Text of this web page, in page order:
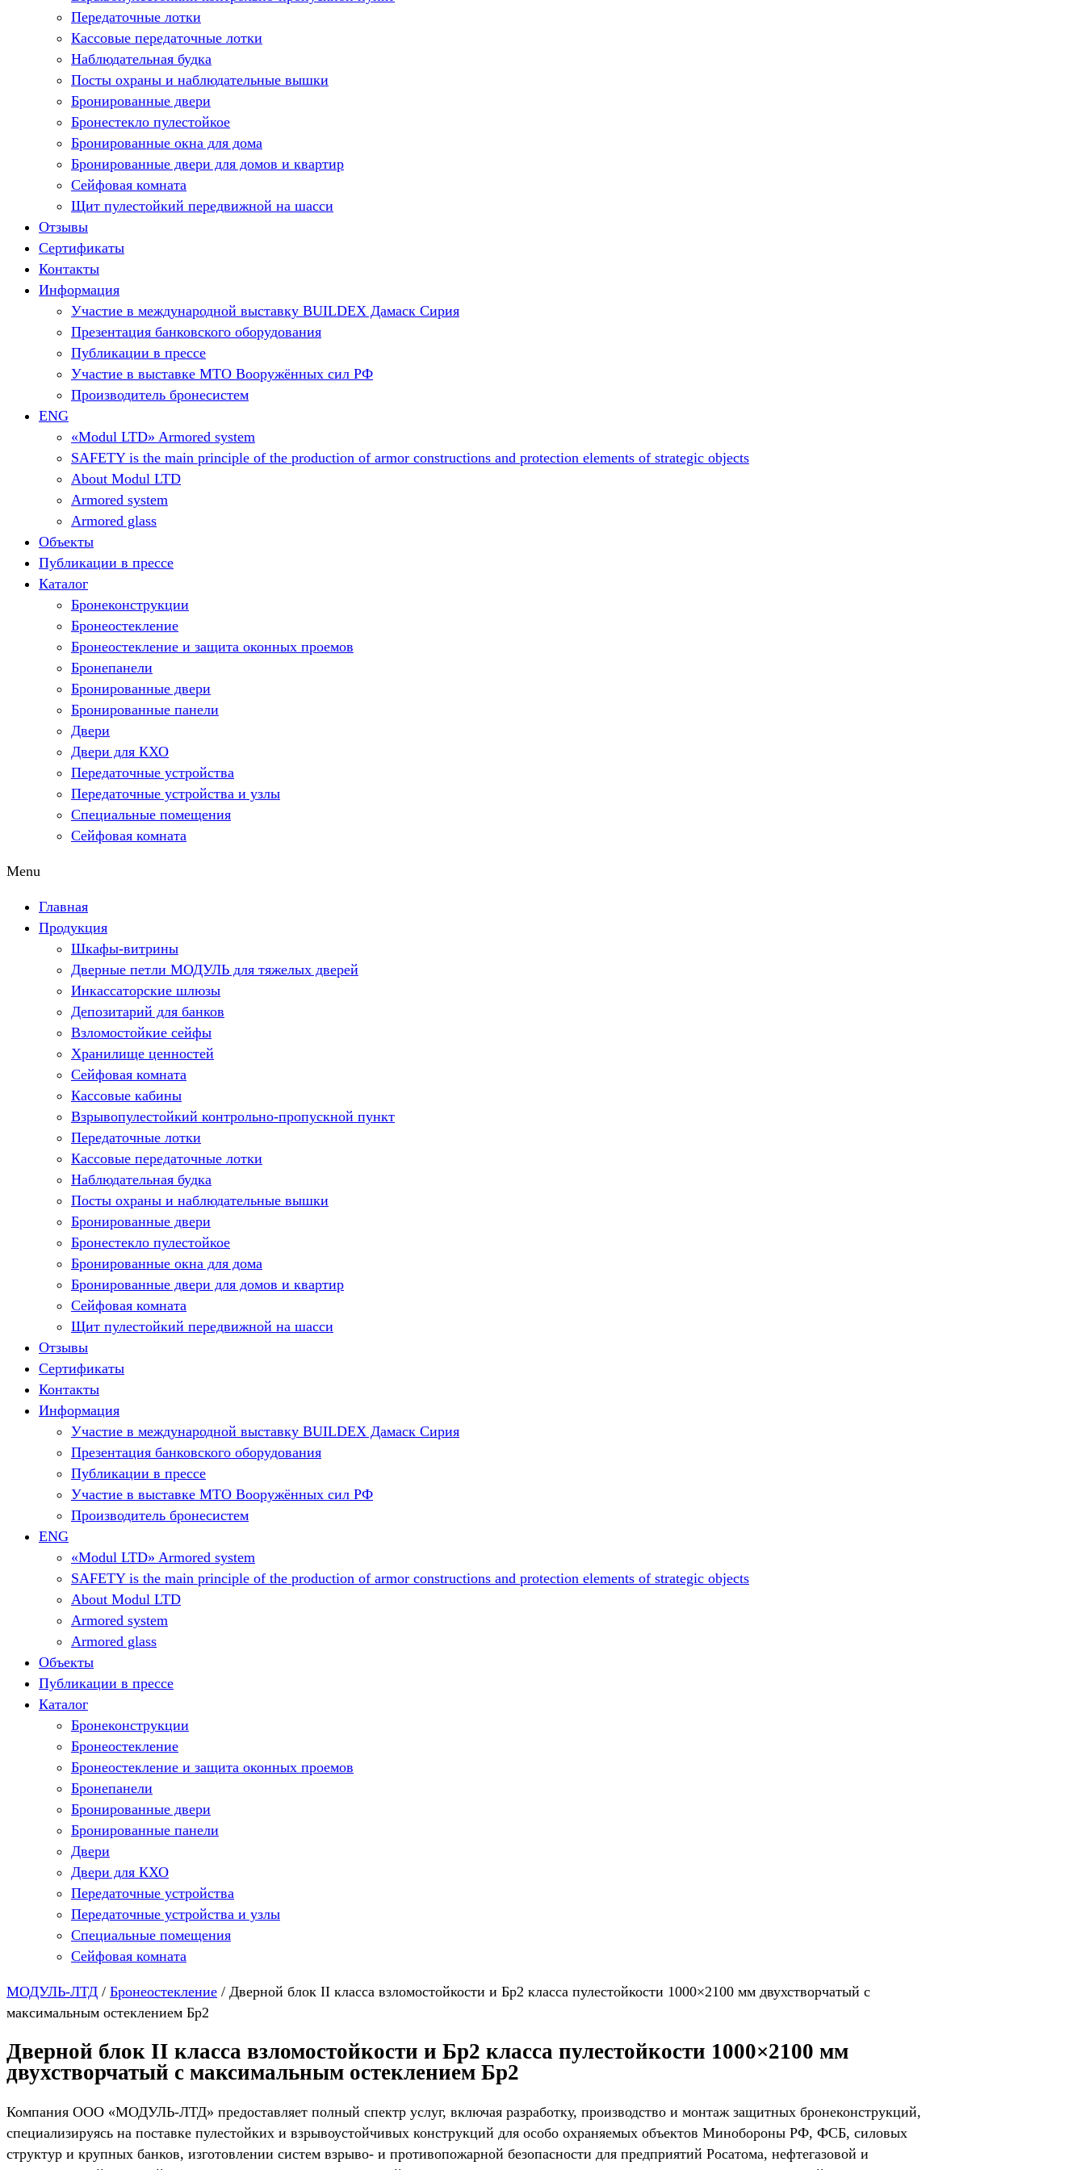
Передаточные лотки
Кассовые передаточные лотки
Наблюдательная будка
Посты охраны и наблюдательные вышки
Бронированные двери
Бронестекло пулестойкое
Бронированные окна для дома
Бронированные двери для домов и квартир
Сейфовая комната
Щит пулестойкий передвижной на шасси
Отзывы
Сертификаты
Контакты
Информация
Участие в международной выставку BUILDEX Дамаск Сирия
Презентация банковского оборудования
Публикации в прессе
Участие в выставке МТО Вооружённых сил РФ
Производитель бронесистем
ENG
«Modul LTD» Armored system
SAFETY is the main principle of the production of armor constructions and protection elements of strategic objects
About Modul LTD
Armored system
Armored glass
Объекты
Публикации в прессе
Каталог
Бронеконструкции
Бронеостекление
Бронеостекление и защита оконных проемов
Бронепанели
Бронированные двери
Бронированные панели
Двери
Двери для КХО
Передаточные устройства
Передаточные устройства и узлы
Специальные помещения
Сейфовая комната
Menu
Главная
Продукция
Шкафы-витрины
Дверные петли МОДУЛЬ для тяжелых дверей
Инкассаторские шлюзы
Депозитарий для банков
Взломостойкие сейфы
Хранилище ценностей
Сейфовая комната
Кассовые кабины
Взрывопулестойкий контрольно-пропускной пункт
Передаточные лотки
Кассовые передаточные лотки
Наблюдательная будка
Посты охраны и наблюдательные вышки
Бронированные двери
Бронестекло пулестойкое
Бронированные окна для дома
Бронированные двери для домов и квартир
Сейфовая комната
Щит пулестойкий передвижной на шасси
Отзывы
Сертификаты
Контакты
Информация
Участие в международной выставку BUILDEX Дамаск Сирия
Презентация банковского оборудования
Публикации в прессе
Участие в выставке МТО Вооружённых сил РФ
Производитель бронесистем
ENG
«Modul LTD» Armored system
SAFETY is the main principle of the production of armor constructions and protection elements of strategic objects
About Modul LTD
Armored system
Armored glass
Объекты
Публикации в прессе
Каталог
Бронеконструкции
Бронеостекление
Бронеостекление и защита оконных проемов
Бронепанели
Бронированные двери
Бронированные панели
Двери
Двери для КХО
Передаточные устройства
Передаточные устройства и узлы
Специальные помещения
Сейфовая комната
МОДУЛЬ-ЛТД / Бронеостекление / Дверной блок II класса взломостойкости и Бр2 класса пулестойкости 1000×2100 мм двухстворчатый с
максимальным остеклением Бр2
Дверной блок II класса взломостойкости и Бр2 класса пулестойкости 1000×2100 мм
двухстворчатый с максимальным остеклением Бр2
Компания ООО «МОДУЛЬ-ЛТД» предоставляет полный спектр услуг, включая разработку, производство и монтаж защитных бронеконструкций,
специализируясь на поставке пулестойких и взрывоустойчивых конструкций для особо охраняемых объектов Минобороны РФ, ФСБ, силовых
структур и крупных банков, изготовлении систем взрыво- и противопожарной безопасности для предприятий Росатома, нефтегазовой и